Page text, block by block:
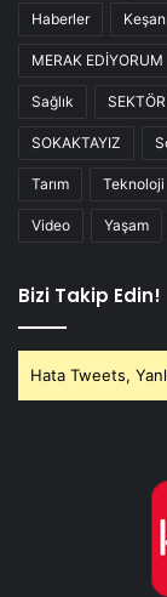
Haberler Keşan
MERAK EDİYORUM
Sağlık
SOKAKTAYIZ
Tarım Teknoloji
Video Yaşam
Bizi Takip Edin!
Hata Tweets,